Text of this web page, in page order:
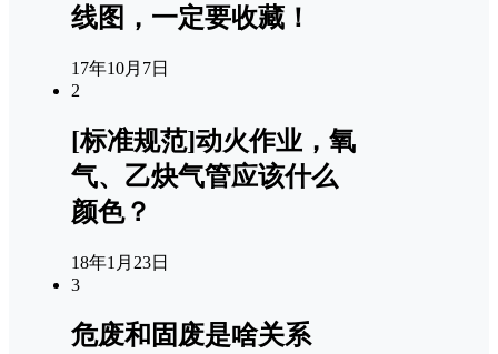
线图，一定要收藏！
17年10月7日
2
[标准规范]动火作业，氧
气、乙炔气管应该什么
颜色？
18年1月23日
3
危废和固废是啥关系